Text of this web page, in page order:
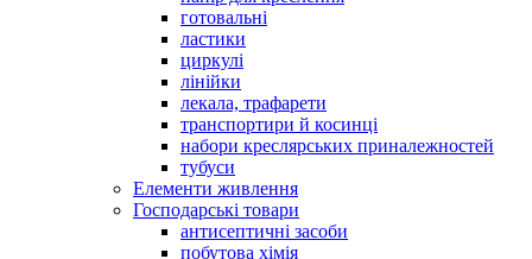
готовальні
ластики
циркулі
лінійки
лекала, трафарети
транспортири й косинці
набори креслярських приналежностей
тубуси
Елементи живлення
Господарські товари
антисептичні засоби
побутова хімія